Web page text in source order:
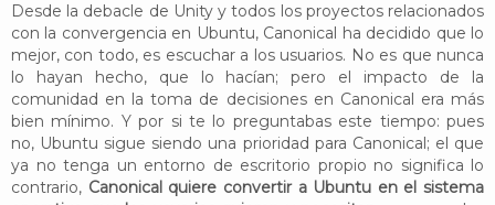
Desde la debacle de Unity y todos los proyectos relacionados
con la convergencia en Ubuntu, Canonical ha decidido que lo
mejor, con todo, es escuchar a los usuarios. No es que nunca
lo hayan hecho, que lo hacían; pero el impacto de la
comunidad en la toma de decisiones en Canonical era más
bien mínimo. Y por si te lo preguntabas este tiempo: pues
no, Ubuntu sigue siendo una prioridad para Canonical; el que
ya no tenga un entorno de escritorio propio no significa lo
contrario, Canonical quiere convertir a Ubuntu en el sistema